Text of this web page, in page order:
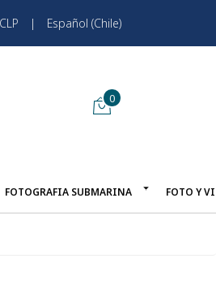
CLP | Español (Chile)
0
FOTOGRAFIA SUBMARINA FOTO Y